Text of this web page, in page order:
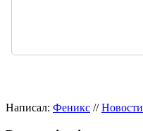
Написал: Феникс // Новости